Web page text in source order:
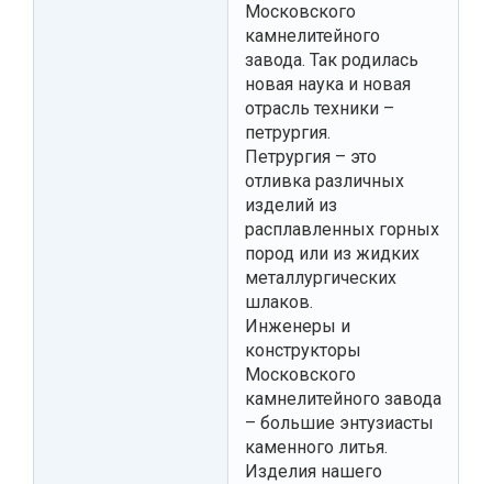
Московского
камнелитейного
завода. Так родилась
новая наука и новая
отрасль техники –
петрургия.
Петрургия – это
отливка различных
изделий из
расплавленных горных
пород или из жидких
металлургических
шлаков.
Инженеры и
конструкторы
Московского
камнелитейного завода
– большие энтузиасты
каменного литья.
Изделия нашего